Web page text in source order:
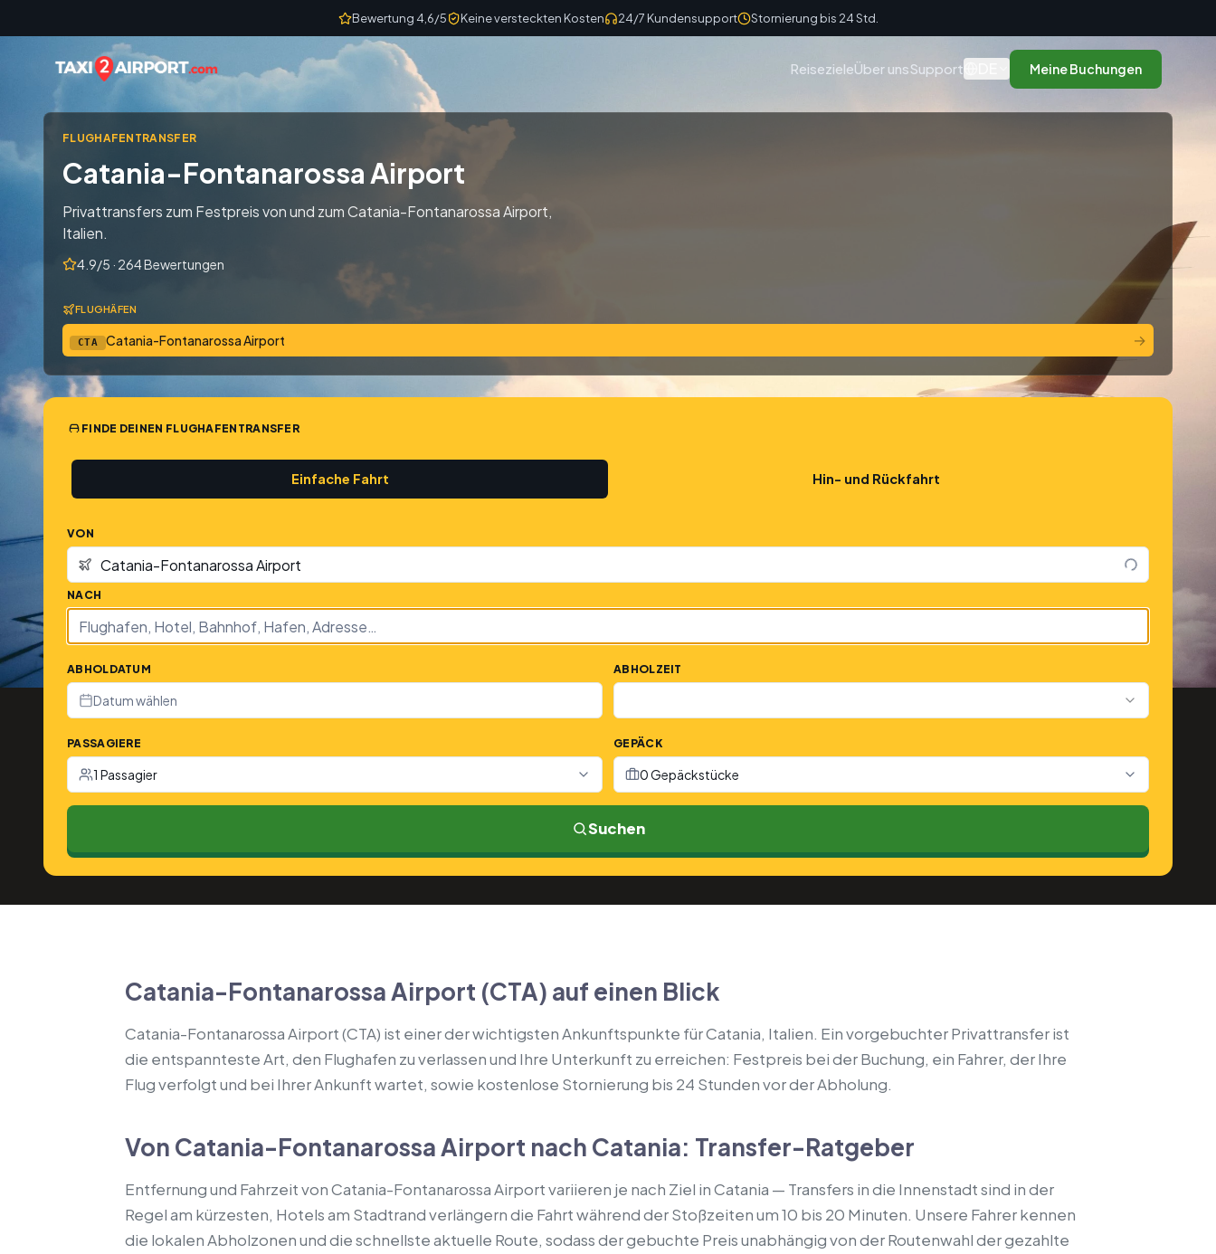
Bewertung 4,6/5 Keine versteckten Kosten 24/7 Kundensupport Stornierung bis 24 Std.
ReisezieleÜber unsSupport Meine Buchungen
FLUGHAFENTRANSFER
Catania-Fontanarossa Airport
Privattransfers zum Festpreis von und zum Catania-Fontanarossa Airport,
Italien.
4.9/5 · 264 Bewertungen
FLUGHÄFEN
CTA Catania-Fontanarossa Airport →
FINDE DEINEN FLUGHAFENTRANSFER
Einfache Fahrt Hin- und Rückfahrt
VON
NACH
ABHOLDATUM
Datum wählen
ABHOLZEIT
PASSAGIERE
1 Passagier
GEPÄCK
0 Gepäckstücke
Suchen
Catania-Fontanarossa Airport (CTA) auf einen Blick
Catania-Fontanarossa Airport (CTA) ist einer der wichtigsten Ankunftspunkte für Catania, Italien. Ein vorgebuchter Privattransfer ist
die entspannteste Art, den Flughafen zu verlassen und Ihre Unterkunft zu erreichen: Festpreis bei der Buchung, ein Fahrer, der Ihre
Flug verfolgt und bei Ihrer Ankunft wartet, sowie kostenlose Stornierung bis 24 Stunden vor der Abholung.
Von Catania-Fontanarossa Airport nach Catania: Transfer-Ratgeber
Entfernung und Fahrzeit von Catania-Fontanarossa Airport variieren je nach Ziel in Catania — Transfers in die Innenstadt sind in der
Regel am kürzesten, Hotels am Stadtrand verlängern die Fahrt während der Stoßzeiten um 10 bis 20 Minuten. Unsere Fahrer kennen
die lokalen Abholzonen und die schnellste aktuelle Route, sodass der gebuchte Preis unabhängig von der Routenwahl der gezahlte